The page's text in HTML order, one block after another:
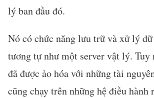
lý ban đầu đó.
Nó có chức năng lưu trữ và xử lý
tương tự như một server vật lý. Tuy
đã được ảo hóa với những tài
cũng chạy trên những hệ điều